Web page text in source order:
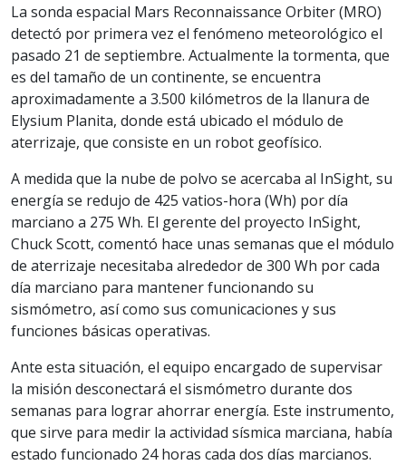
La sonda espacial Mars Reconnaissance Orbiter (MRO)
detectó por primera vez el fenómeno meteorológico el
pasado 21 de septiembre. Actualmente la tormenta, que
es del tamaño de un continente, se encuentra
aproximadamente a 3.500 kilómetros de la llanura de
Elysium Planita, donde está ubicado el módulo de
aterrizaje, que consiste en un robot geofísico.
A medida que la nube de polvo se acercaba al InSight, su
energía se redujo de 425 vatios-hora (Wh) por día
marciano a 275 Wh. El gerente del proyecto InSight,
Chuck Scott, comentó hace unas semanas que el módulo
de aterrizaje necesitaba alrededor de 300 Wh por cada
día marciano para mantener funcionando su
sismómetro, así como sus comunicaciones y sus
funciones básicas operativas.
Ante esta situación, el equipo encargado de supervisar
la misión desconectará el sismómetro durante dos
semanas para lograr ahorrar energía. Este instrumento,
que sirve para medir la actividad sísmica marciana, había
estado funcionado 24 horas cada dos días marcianos.